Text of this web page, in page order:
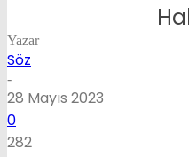
Yazar
Söz
-
28 Mayıs 2023
0
282